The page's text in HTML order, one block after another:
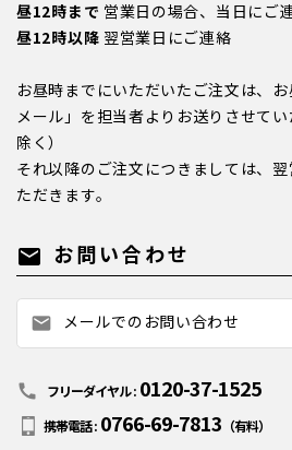
昼12時まで 営業日の場合、当日にご
昼12時以降 翌営業日にご連絡
お昼時までにいただいたご注文は、
メール」を担当者よりお送りさせて
除く）
それ以降のご注文につきましては、
ただきます。
mail お問い合わせ
mail メールでのお問い合わせ
call フリーダイヤル : 0120-37-1525
携帯電話 : 0766-69-7813 （有料）